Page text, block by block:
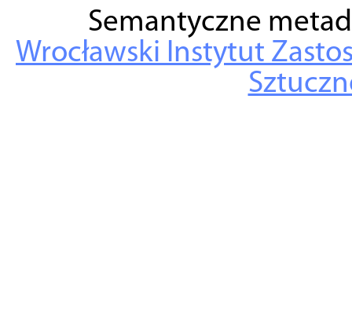
Semantyczne
Wrocławski Instytut